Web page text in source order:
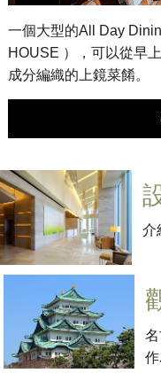
一個大型的All Day
HOUSE ），可以從早
成分編織的上鏡菜餚。
介